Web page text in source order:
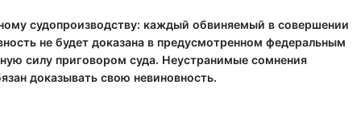
судопроизводству: каждый обвиняемый в совершении
не будет доказана в предусмотренном федеральным
силу приговором суда. Неустранимые сомнения
доказывать свою невиновность.